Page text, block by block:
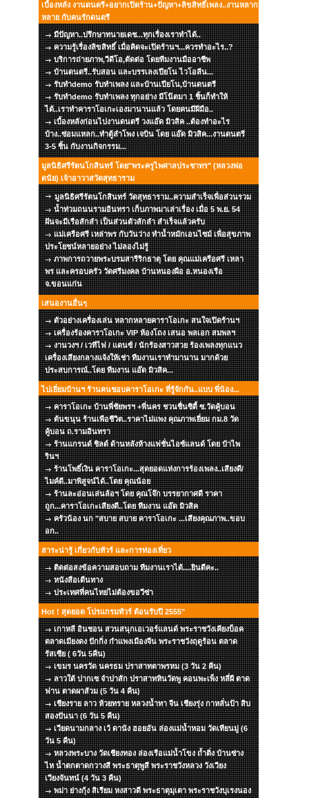
เบื้องหลัง งานดนตรี+อยากเปิดร้าน+ปัญหา+ลิขสิทธิ์เพลง..งานหลาก
หลาย กับคนรักดนตรี
มีปัญหา..ปรึกษาทนายเดช...ทุกเรื่องเราทำได้..
ความรู้เรื่องลิขสิทธิ์ เมื่อคิดจะเปิดร้านฯ...ควรทำอะไร..?
บริการถ่ายภาพ,วีดีโอ,ตัดต่อ โดยทีมงานมืออาชีพ
บ้านดนตรี..รับสอน และบรรเลงเปียโน ไวโอลีน...
รับทำdemo รับทำเพลง และบ้านเปียโน,บ้านดนตรี
รับทำdemo รับทำเพลง ทุกอย่าง มีโน๊ตมา 1 ชิ้นก็ทำให้
ได้..เราทำคาราโอเกะเองมานานแล้ว โดยคนมีฝีมือ..
เบื้องหลังก่อนไปงานดนตรี วงแอ๊ด มิวสิค ..ต้องทำอะไร
บ้าง..ซ่อมแหลก..ทำตู้ลำโพง เจบิน โดย แอ๊ด มิวสิค...งานดนตรี
3-5 ชิ้น กับงานกิจกรรม...
มูลนิธิศรีรัตนโกสินทร์ โดย"พระครูไพศาลประชาทร" (หลวงพ่อ
ดนัย) เจ้าอาวาสวัดสุทธาราม
มูลนิธิศรีรัตนโกสินทร์ วัดสุทธาราม..ความสำเร็จเพื่อส่วนรวม
น้ำท่วมถนนรามอินทรา เก็บภาพมาเล่าเรื่อง เมื่อ 5 พ.ย. 54
ฝันจะมีเรือสักลำ เป็นส่วนตัวสักลำ สำเร็จแล้วครับ
แม่เครือศรี เหล่าพร กับวันว่าง ทำน้ำหมักเอนไซม์ เพื่อสุขภาพ
ประโยชน์หลายอย่าง ไม่ลองไม่รู้
ภาพการถวายพระบรมสารีริกธาตุ โดย คุณแม่เครือศรี เหลา
พร และครอบครัว วัดศรีมงคล บ้านหนองผือ อ.หนองเรือ
จ.ขอนแก่น
เสนองานอื่นๆ
ตัวอย่างเครื่องเล่น หลากหลายคาราโอเกะ สนใจเปิดร้านฯ
เครื่องร้องคาราโอเกะ VIP ห้องโถง เสนอ พลเอก สมพลฯ
งานวงฯ / เวทีไฟ / แดนซ์ / นักร้องสาวสวย ร้องเพลงทุกแนว
เครื่องเสียงกลางแจ้งให้เช่า ทีมงานเราทำมานาน มากด้วย
ประสบการณ์..โดย ทีมงาน แอ๊ด มิวสิค...
ไปเยี่ยมบ้านฯ ร้านคนชอบคาราโอเกะ ที่รู้จักกัน..แบบ พี่น้อง...
คาราโอเกะ บ้านพี่ชัยพรฯ +พี่นคร ชวนชื่นซิตี้ ซ.วัดคู้บอน
ต้นขนุน ร้านเพือชีวิต..ราคาไม่แพง คุณภาพเยี่ยม กม.8 วัด
คู้บอน ถ.รามอินทรา
ร้านแกรนด์ ชิลด์ ด้านหลังห้างแฟชั่นไอซ์แลนด์ โดย ป๋าไพ
รินฯ
ร้านโพธิ์เงิน คาราโอเกะ...สุดยอดแห่งการร้องเพลง..เสียงดี/
ไมค์ดี..มาพิสูจน์ได้..โดย คุณน้อย
ร้านละอ่อนเล่นล้อฯ โดย คุณโจ๊ก บรรยากาศดี ราคา
ถูก...คาราโอเกะเสียงดี..โดย ทีมงาน แอ๊ด มิวสิค
ครัวน้อง นก "สบาย สบาย คาราโอเกะ ...เสียงคุณภาพ..ขอบ
อก..
สาระน่ารู้ เกี่ยวกับทัวร์ และการท่องเที่ยว
ติดต่อสงข้อความสอบถาม ทีมงานเราได้....ยินดีคะ..
หนังสือเดืนทาง
ประเทศที่คนไทยไม่ต้องขอวีซ่า
Hot ! สุดยอด โปรแกรมทัวร์ ต้อนรับปี 2555"
เกาหลี อินชอน สวนสนุกเอเวอร์แลนด์ พระราชวังเคียงบ็อค
ตลาดเมียงดง ปักกิ่ง กำแพงเมืองจีน พระราชวังฤดูร้อน ตลาด
รัสเซีย ( 6วัน 5คืน)
เขมร นครวัด นครธม ปราสาทตาพรหม (3 วัน 2 คืน)
ลาวใต้ ปากเซ จำปาสัก ปราสาทหินวัดพู คอนพะเพ็ง หลี่ผี ตาด
ฟาน ตาดผาส้วม (5 วัน 4 คืน)
เชียงราย ลาว ห้วยทราย หลวงน้ำทา จีน เชียงรุ่ง กาหลั่นป้า สิบ
สองปันนา (6 วัน 5 คืน)
เวียดนามกลาง เว้ ดานัง ฮอยอัน ล่องแม่น้ำหอม วัดเทียนมู่ (6
วัน 5 คืน)
หลวงพระบาง วัดเชียงทอง ล่องเรือแม่น้ำโขง ถ้ำติ่ง บ้านซ่าง
ไห น้ำตกตาดกวางสี พระธาตุพูสี พระราชวังหลวง วังเวียง
เวียงจันทน์ (4 วัน 3 คืน)
พม่า ย่างกุ้ง สิเรียม หงสาวดี พระธาตุมุเตา พระราชวังบุเรงนอง